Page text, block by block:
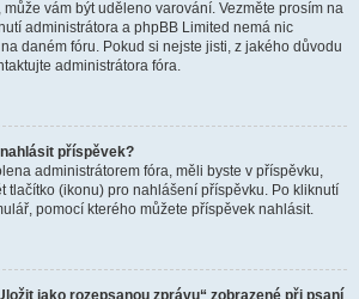
vám být uděleno varování. Vezměte prosím na
administrátora a phpBB Limited nemá nic
daném fóru. Pokud si nejste jisti, z jakého důvodu
administrátora fóra.
příspěvek?
administrátorem fóra, měli byste v příspěvku,
tlačítko (ikonu) pro nahlášení příspěvku. Po kliknutí
pomocí kterého můžete příspěvek nahlásit.
jako rozepsanou zprávu“ zobrazené při psaní